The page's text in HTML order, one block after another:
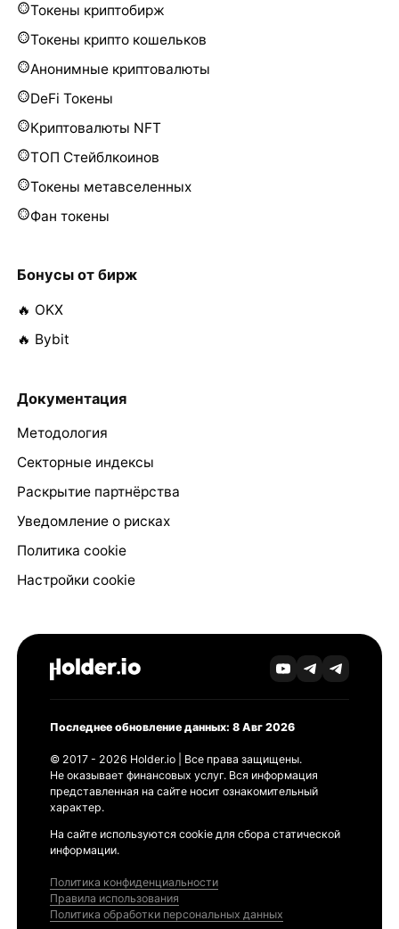
Токены криптобирж
Токены крипто кошельков
Анонимные криптовалюты
DeFi Токены
Криптовалюты NFT
ТОП Стейблкоинов
Токены метавселенных
Фан токены
Бонусы от бирж
🔥 OKX
🔥 Bybit
Документация
Методология
Секторные индексы
Раскрытие партнёрства
Уведомление о рисках
Политика cookie
Настройки cookie
Последнее обновление данных: 8 Авг 2026
© 2017 - 2026 Holder.io | Все права защищены.
Не оказывает финансовых услуг. Вся информация
представленная на сайте носит ознакомительный
характер.
На сайте используются cookie для сбора статической
информации.
Политика конфиденциальности
Правила использования
Политика обработки персональных данных